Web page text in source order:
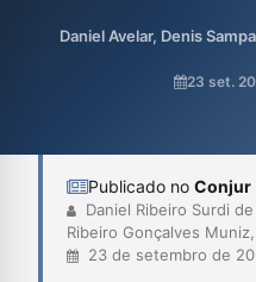
conceitos fundamentais
reformas que aprimorem a
Daniel Avelar, Denis
23 set.
Publicado no Conjur
Daniel Ribeiro Surdi
Ribeiro Gonçalves
23 de setembro de